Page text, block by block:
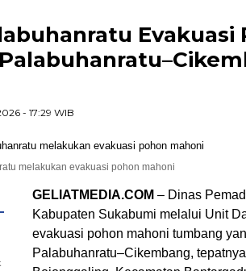
Evakuasi
- 17:29 WIB
melakukan evakuasi pohon mahoni
GELIATMEDIA.COM – Dinas
Kabupaten Sukabumi melalui Unit
evakuasi pohon mahoni tumbang
Palabuhanratu–Cikembang,